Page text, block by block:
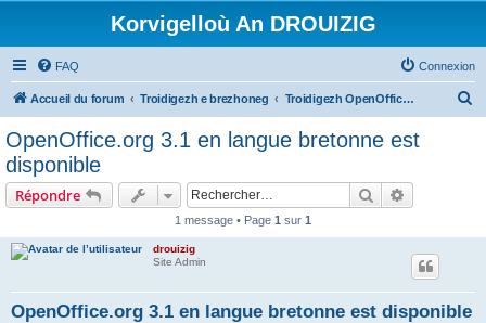
Korvigelloù An DROUIZIG
FAQ Connexion
Accueil du forum Troidigezh e brezhoneg Troidigezh OpenOffice.org e brezhoneg (1.1.x, 2.x ha 3.x)
OpenOffice.org 3.1 en langue bretonne est
disponible
Répondre Rechercher
1 message • Page 1 sur 1
drouizig
Site Admin
OpenOffice.org 3.1 en langue bretonne est disponible